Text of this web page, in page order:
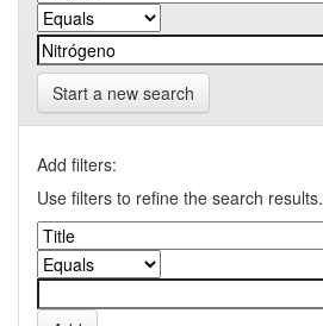
Start a new search
Add filters:
Use filters to refine the search results.